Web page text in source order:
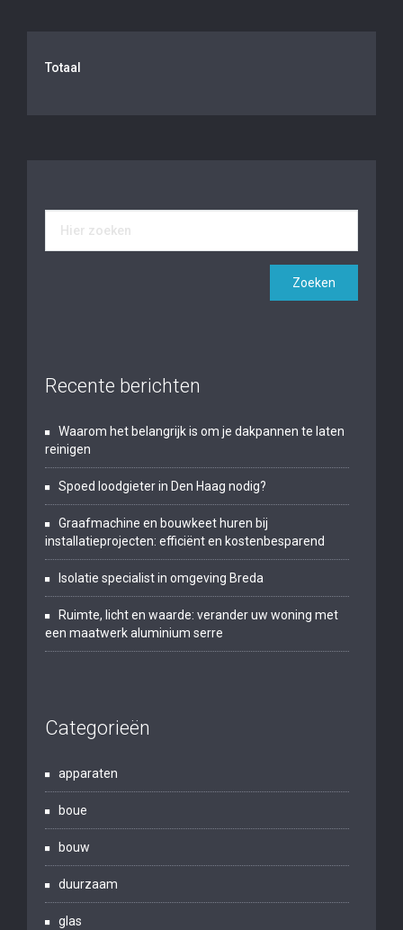
Totaal
Recente berichten
Waarom het belangrijk is om je dakpannen te laten
reinigen
Spoed loodgieter in Den Haag nodig?
Graafmachine en bouwkeet huren bij
installatieprojecten: efficiënt en kostenbesparend
Isolatie specialist in omgeving Breda
Ruimte, licht en waarde: verander uw woning met
een maatwerk aluminium serre
Categorieën
apparaten
boue
bouw
duurzaam
glas